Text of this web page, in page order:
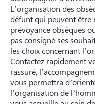
L’organisation des
défunt qui peuvent être
prévoyance obsèques
pas consigné ses
les choix concernant
Contactez rapidement
rassuré,
vous permettra
l’organisation de